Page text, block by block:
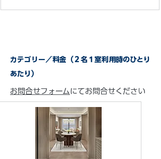
カテゴリー／料金（２名１室利用時のひとり
あたり）
お問合せフォームにてお問合せください